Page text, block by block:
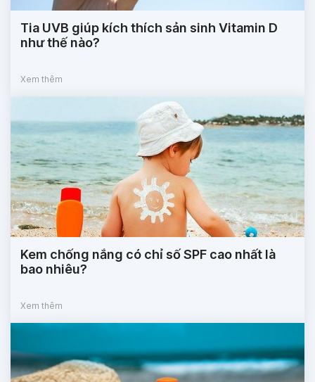
Tia UVB giúp kích thích sản sinh Vitamin D
như thế nào?
Xem thêm
Kem chống nắng có chỉ số SPF cao nhất là
bao nhiêu?
Xem thêm